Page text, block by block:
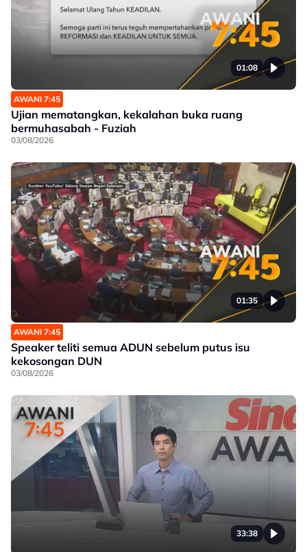
01:08
AWANI 7:45
Ujian mematangkan, kekalahan buka ruang
bermuhasabah - Fuziah
03/08/2026
01:35
AWANI 7:45
Speaker teliti semua ADUN sebelum putus isu
kekosongan DUN
03/08/2026
33:38